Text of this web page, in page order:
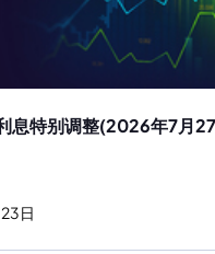
息特别调整(2026年7月
23日